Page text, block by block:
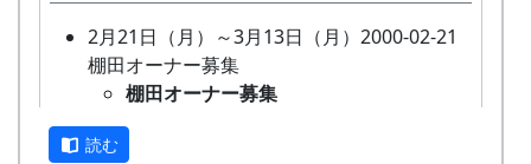
2月21日（月）～3月13日（月）2000-02-21
棚田オーナー募集
棚田オーナー募集
読む